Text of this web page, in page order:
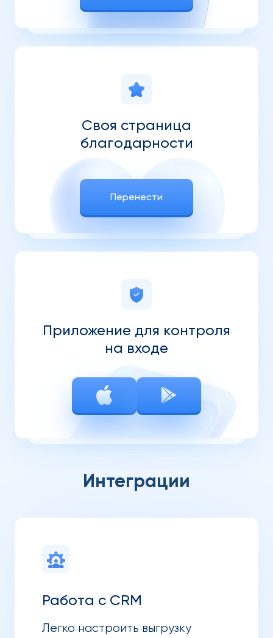
Своя страница
благодарности
Перенести
Приложение для контроля
на входе
Интеграции
Работа с CRM
Легко настроить выгрузку